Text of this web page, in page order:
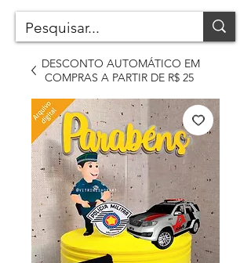
DESCONTO AUTOMÁTICO EM
COMPRAS A PARTIR DE R$ 25